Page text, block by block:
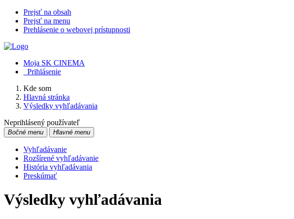
Prejsť na obsah
Prejsť na menu
Prehlásenie o webovej prístupnosti
Moja SK CINEMA
Prihlásenie
Kde som
Hlavná stránka
Výsledky vyhľadávania
Neprihlásený používateľ
Bočné menu Hlavné menu
Vyhľadávanie
Rozšírené vyhľadávanie
História vyhľadávania
Preskúmať
Výsledky vyhľadávania